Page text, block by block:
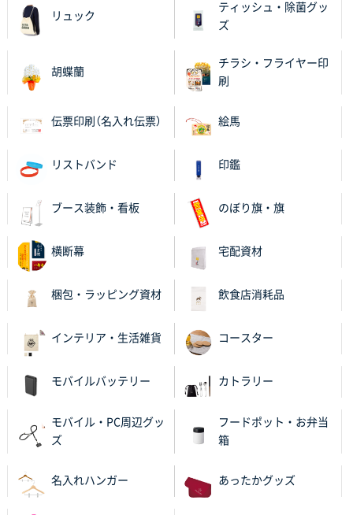
リュック
ティッシュ・除菌グッ
ズ
胡蝶蘭
チラシ・フライヤー印
刷
伝票印刷（名入れ伝票） 絵馬
リストバンド 印鑑
ブース装飾・看板 のぼり旗・旗
横断幕 宅配資材
梱包・ラッピング資材 飲食店消耗品
インテリア・生活雑貨 コースター
モバイルバッテリー カトラリー
モバイル・PC周辺グッ
ズ
フードポット・お弁当
箱
名入れハンガー あったかグッズ